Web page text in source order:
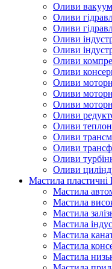
Оливи
Оливи
Оливи
Оливи
Оливи
Оливи
Оливи
Оливи
Оливи
Оливи
Оливи
Оливи
Оливи
Оливи
Оливи
Оливи
Мастила
Мастила
Мастила
Мастила
Мастила
Мастила
Мастила
Мастила